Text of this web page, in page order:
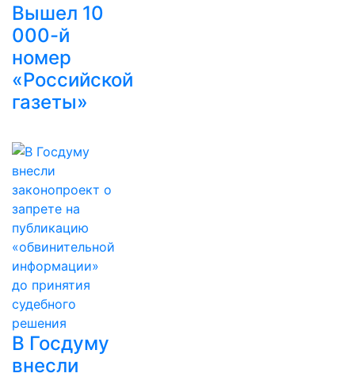
Вышел 10
000-й
номер
«Российской
газеты»
В Госдуму
внесли